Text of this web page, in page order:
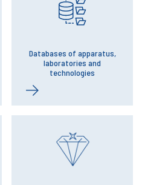
Databases of apparatus,
laboratories and
technologies